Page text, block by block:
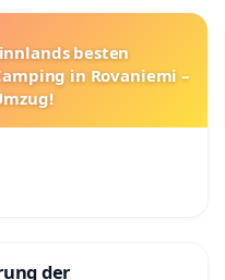
besten
in Rovaniemi –
der